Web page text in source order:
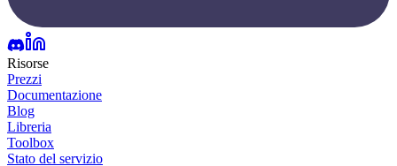
Risorse
Prezzi
Documentazione
Blog
Libreria
Toolbox
Stato del servizio